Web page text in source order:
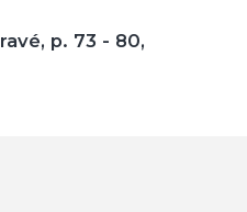
p. 73 - 80,